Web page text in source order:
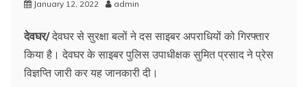
January 12, 2022 admin
देवघर/देवघर से सुरक्षा बलों ने दस साइबर अपराधियों को गिरफ्तार
किया है। देवघर के साइबर पुलिस उपाधीक्षक सुमित प्रसाद ने प्रेस
विज्ञप्ति जारी कर यह जानकारी दी।